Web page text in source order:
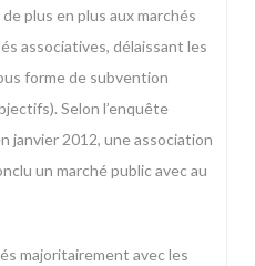
plus en plus aux marchés
associatives, délaissant les
forme de subvention
Selon l’enquête
janvier 2012, une association
un marché public avec au
majoritairement avec les